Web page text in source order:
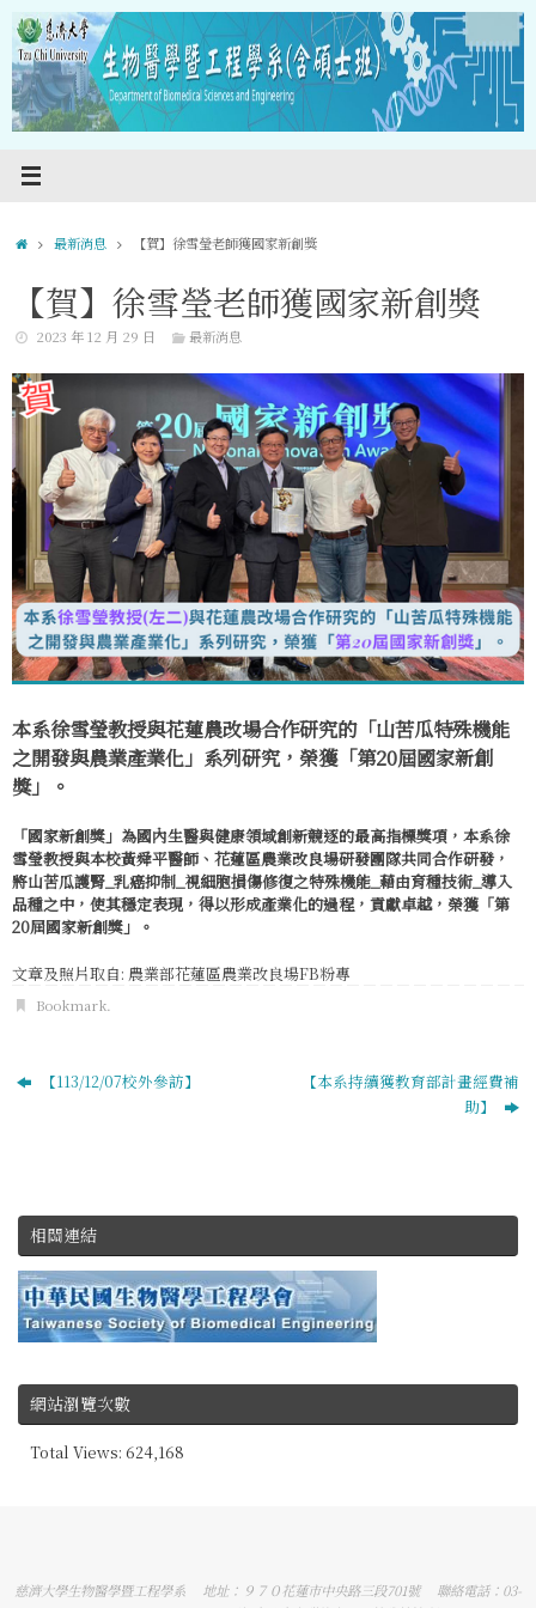
content
Home最新消息 【賀】徐雪瑩老師獲國家新創獎
【賀】徐雪瑩老師獲國家新創獎
2023 年 12 月 29 日 最新消息
本系徐雪瑩教授與花蓮農改場合作研究的「山苦瓜特殊機能
之開發與農業產業化」系列研究，榮獲「第20屆國家新創
獎」。
「國家新創獎」為國內生醫與健康領域創新競逐的最高指標獎項，本系徐
雪瑩教授與本校黃舜平醫師、花蓮區農業改良場研發團隊共同合作研發，
將山苦瓜護腎_乳癌抑制_視細胞損傷修復之特殊機能_藉由育種技術_導入
品種之中，使其穩定表現，得以形成產業化的過程，貢獻卓越，榮獲「第
20屆國家新創獎」。
文章及照片取自: 農業部花蓮區農業改良場FB粉專
Bookmark.
【113/12/07校外參訪】
【本系持續獲教育部計畫經費補
助】
相關連結
網站瀏覽次數
Total Views: 624,168
慈濟大學生物醫學暨工程學系 地址：９７０花蓮市中央路三段701號 聯絡電話：03-